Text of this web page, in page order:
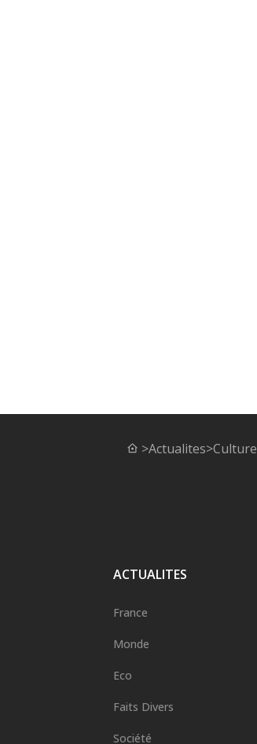
>Actualites>Culture
ACTUALITES
France
Monde
Eco
Faits Divers
Société